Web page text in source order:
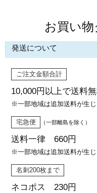
お買い
発送について
ご注文金額合計
10,000円以上で送料
※一部地域は追加送料が生じ
宅急便 （一部離島を除く）
送料一律 660円
※一部地域は追加送料が生じ
名刺200枚まで
ネコポス 230円